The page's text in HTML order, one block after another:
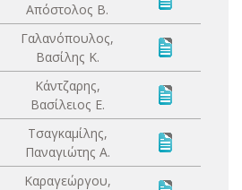
Απόστολος Β.
Γαλανόπουλος,
Βασίλης Κ.
Κάντζαρης,
Βασίλειος Ε.
Τσαγκαμίλης,
Παναγιώτης Α.
Καραγεώργου,